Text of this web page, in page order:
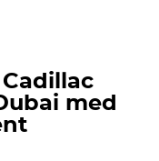
med